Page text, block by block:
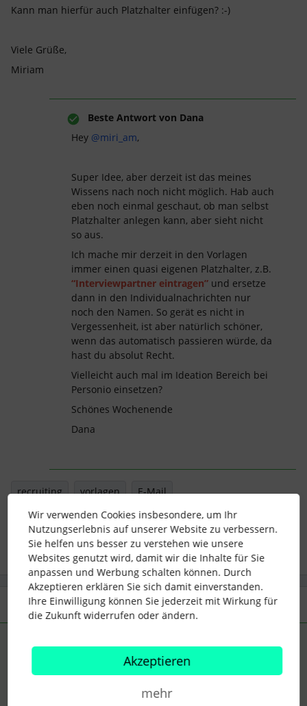
Kann man hierfür auch Platzhalter einfügen? :-)
Viele Grüße,
Miriam
Beste Antwort von Dana
Hey @miri_am,
Super Idee, aber derzeit ist das meines
Wissens nach noch nicht möglich. Hab auch
eben noch einmal geschaut, ob man selbst
Platzhalter anlegen kann, aber sieht nicht
so aus.
Ich mache mir derzeit in den Vorlagen
immer einen quasi eigenen Platzhalter, z.B.
“Interviewpartner eintragen” und ersetze
dann in den Individualnachrichten nur
noch den Namen. So gerät es nicht in
Vergessenheit, ist aber natürlich schöner,
wenn das automatisch passieren würde, da
hast du absolut Recht.
Vielleicht auch mal im Ideation Bereich bei
Personio einsetzen?
Schönes Wochenende
Dana
recruiting vorlagen E-Mail
2 Menschen gefällt dies
2 Antworten Älteste zuerst
Dana ANTWORT Forum|Forum|4 years ago
@miri_am,
Wir verwenden Cookies insbesondere, um Ihr
Nutzungserlebnis auf unserer Website zu verbessern.
Sie helfen uns besser zu verstehen wie unsere
Websites genutzt wird, damit wir die Inhalte für Sie
anpassen und Werbung schalten können. Durch
Akzeptieren erklären Sie sich damit einverstanden.
Ihre Einwilligung können Sie jederzeit mit Wirkung für
die Zukunft widerrufen oder ändern.
Akzeptieren
mehr